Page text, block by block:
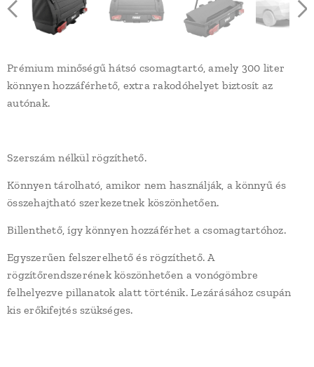
Prémium minőségű hátsó csomagtartó, amely 300 liter
könnyen hozzáférhető, extra rakodóhelyet biztosít az
autónak.
Szerszám nélkül rögzíthető.
Könnyen tárolható, amikor nem használják, a könnyű és
összehajtható szerkezetnek köszönhetően.
Billenthető, így könnyen hozzáférhet a csomagtartóhoz.
Egyszerűen felszerelhető és rögzíthető. A
rögzítőrendszerének köszönhetően a vonógömbre
felhelyezve pillanatok alatt történik. Lezárásához csupán
kis erőkifejtés szükséges.